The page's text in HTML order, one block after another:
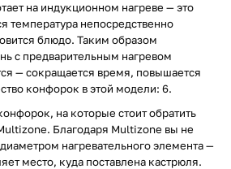
на индукционном нагреве — это
температура непосредственно
блюдо. Таким образом
с предварительным нагревом
— сокращается время, повышается
конфорок в этой модели: 6.
на которые стоит обратить
Благодаря Multizone вы не
нагревательного элемента —
место, куда поставлена кастрюля.